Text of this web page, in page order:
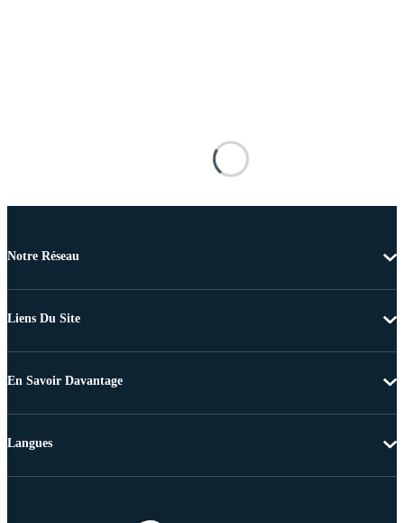
Notre Réseau
Liens Du Site
En Savoir Davantage
Langues